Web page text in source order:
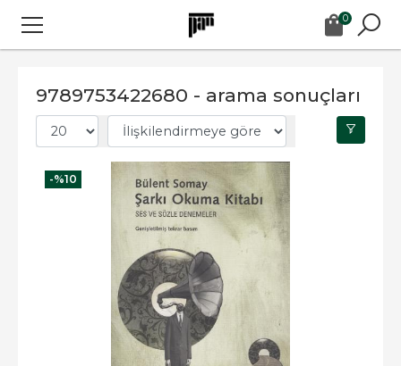
0
9789753422680 - arama sonuçları
-%10